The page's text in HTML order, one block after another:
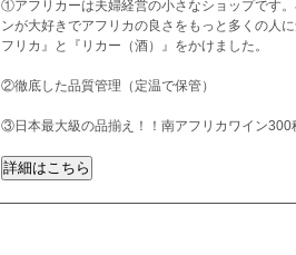
①アフリカーは夫婦経営の小さなショップです
ンが大好きでアフリカの良さをもっと多くの人
フリカ』と『リカー（酒）』をかけました。
②徹底した品質管理（定温で保管）
③日本最大級の品揃え！！南アフリカワイン300